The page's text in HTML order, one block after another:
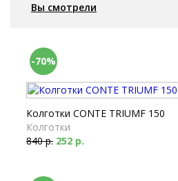
Вы смотрели
-70%
Колготки CONTE TRIUMF 150
Колготки
840 р. 252 р.